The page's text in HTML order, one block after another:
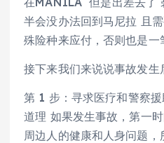
半会没办法回到马尼拉 且
殊险种来应付，否则也是一
接下来我们来说说事故发生
第 1 步：寻求医疗和警察
道理 如果发生事故，第一
周边人的健康和人身问题